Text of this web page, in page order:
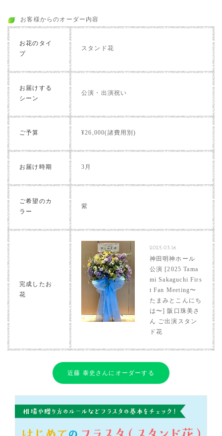
お客様からのオーダー内容
お花のタイ
プ
スタンド花
お届けする
シーン
公演・出演祝い
ご予算 ¥26,000(諸費用別)
お届け時期 3月
ご希望のカ
ラー
紫
完成したお
花
2025.03.16
神田明神ホール
公演 [2025 Tama
mi Sakaguchi Firs
t Fan Meeting〜
たまみとこんにち
は〜] 阪口珠美さ
ん ご出演スタン
ド花
近藤 泰史さんにオーダーする